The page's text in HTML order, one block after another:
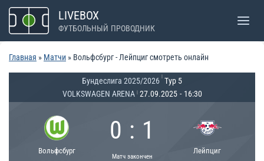
Перейти
содержимому
LIVEBOX
ФУТБОЛЬНЫЙ ПРОВОДНИК
Главная » Матчи » Вольфсбург - Лейпциг смотреть онлайн
Бундеслига 2025/2026 Тур 5
VOLKSWAGEN ARENA 27.09.2025 - 16:30
Вольфсбург
0 : 1
Матч закончен
Лейпциг